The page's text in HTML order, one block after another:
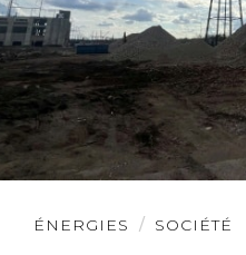
ÉNERGIES SOCIÉTÉ
Lire